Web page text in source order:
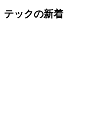
テックの新着